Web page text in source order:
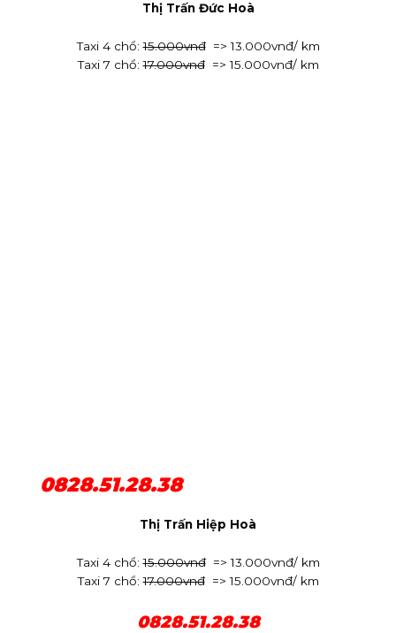
Thị Trấn Đức Hoà
Taxi 4 chổ:15.000vnđ=> 13.000vnđ/ km
Taxi 7 chổ:17.000vnđ=> 15.000vnđ/ km
0828.51.28.38
Thị Trấn Hiệp Hoà
Taxi 4 chổ:15.000vnđ=> 13.000vnđ/ km
Taxi 7 chổ:17.000vnđ=> 15.000vnđ/ km
0828.51.28.38